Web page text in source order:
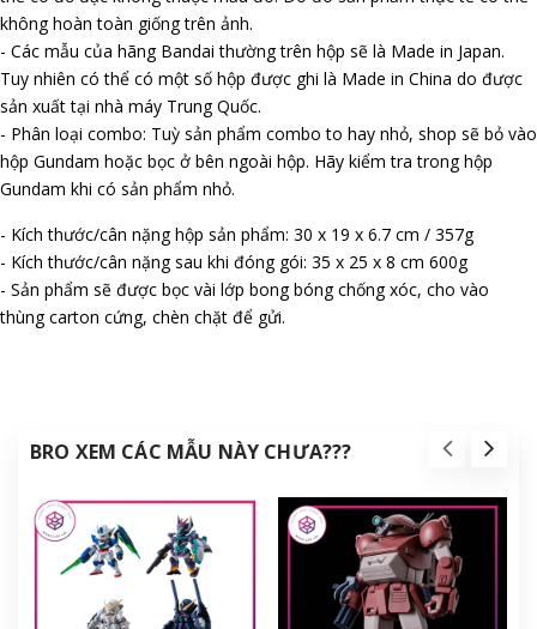
không hoàn toàn giống trên ảnh.
- Các mẫu của hãng Bandai thường trên hộp sẽ là Made in Japan.
Tuy nhiên có thể có một số hộp được ghi là Made in China do được
sản xuất tại nhà máy Trung Quốc.
- Phân loại combo: Tuỳ sản phẩm combo to hay nhỏ, shop sẽ bỏ vào
hộp Gundam hoặc bọc ở bên ngoài hộp. Hãy kiểm tra trong hộp
Gundam khi có sản phẩm nhỏ.
- Kích thước/cân nặng hộp sản phẩm: 30 x 19 x 6.7 cm / 357g
- Kích thước/cân nặng sau khi đóng gói: 35 x 25 x 8 cm 600g
- Sản phẩm sẽ được bọc vài lớp bong bóng chống xóc, cho vào
thùng carton cứng, chèn chặt để gửi.
BRO XEM CÁC MẪU NÀY CHƯA???